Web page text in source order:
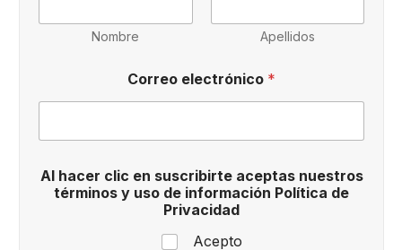
Nombre Apellidos
Correo electrónico *
r
i
v
Al hacer clic en suscribirte aceptas nuestros
términos y uso de información Política de
Privacidad
Acepto